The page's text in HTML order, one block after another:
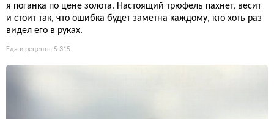
я поганка по цене золота. Настоящий трюфель пахнет, весит
и стоит так, что ошибка будет заметна каждому, кто хоть раз
видел его в руках.
Еда и рецепты 5 315